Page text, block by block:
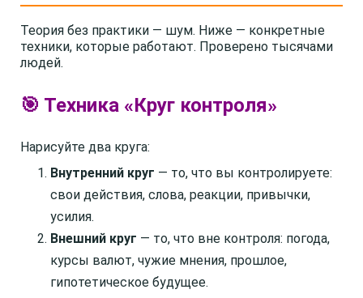
Теория без практики — шум. Ниже — конкретные
техники, которые работают. Проверено тысячами
людей.
🎯 Техника «Круг контроля»
Нарисуйте два круга:
Внутренний круг — то, что вы контролируете:
свои действия, слова, реакции, привычки,
усилия.
Внешний круг — то, что вне контроля: погода,
курсы валют, чужие мнения, прошлое,
гипотетическое будущее.